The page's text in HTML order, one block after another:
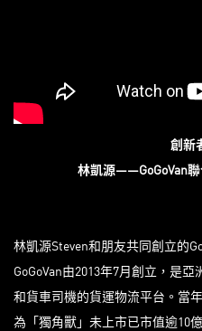
創新
林凱源——GoGoVan
林凱源Steven和朋友共同創立的
GoGoVan由2013年7月創立，是
和貨車司機的貨運物流平台。當
為「獨角獸」未上市已市值逾10